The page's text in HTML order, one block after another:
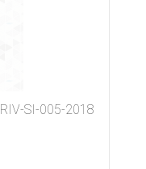
SI-005-2018